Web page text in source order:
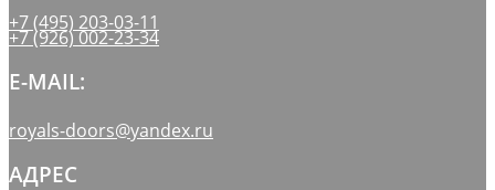
+7 (495) 203-03-11
+7 (926) 002-23-34
E-MAIL:
royals-doors@yandex.ru
АДРЕС